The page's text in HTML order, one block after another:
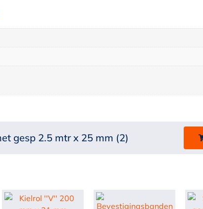
gesp 2.5 mtr x 25 mm (2)